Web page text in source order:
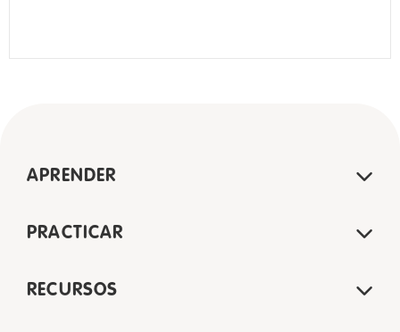
APRENDER
PRACTICAR
RECURSOS